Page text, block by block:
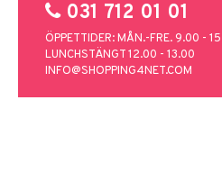
031 712 01 01
ÖPPETTIDER: MÅN.-FRE. 9.00 -
LUNCHSTÄNGT 12.00 - 13.00
INFO@SHOPPING4NET.COM